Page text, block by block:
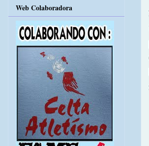
Web Colaboradora